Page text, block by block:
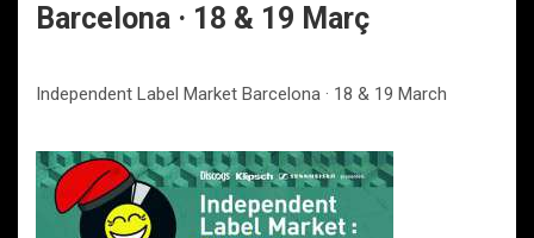
Barcelona · 18 & 19 Març
Independent Label Market Barcelona · 18 & 19 March